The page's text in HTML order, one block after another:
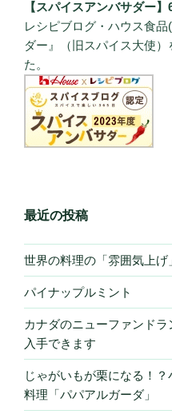
【スパイスアンバサダー
レシピブログ・ハウス食
ダー』（旧スパイス大使
た。
最近の投稿
世界の料理の「雰囲気上げ
パイナップルミント
カナダのニューファンド
入手できます
じゃがいもが栗になる！
料理「パパアルガーダ」